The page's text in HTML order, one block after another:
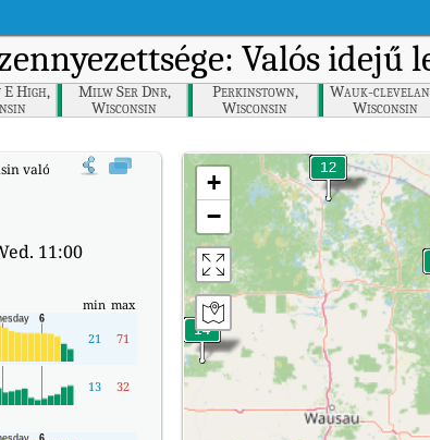
Valós idejű
E High,
Milw Ser Dnr,
Wisconsin
Perkinstown,
Wisconsin
Wauk-
Wisconsin
valós idejű levegőminőségi indexe (AQI).
11:00
min max
21 71
13
32
+
−